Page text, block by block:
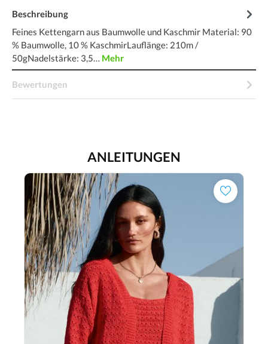
Beschreibung
Feines Kettengarn aus Baumwolle und Kaschmir Material: 90
% Baumwolle, 10 % KaschmirLauflänge: 210m /
50gNadelstärke: 3,5… Mehr
Bewertungen
ANLEITUNGEN